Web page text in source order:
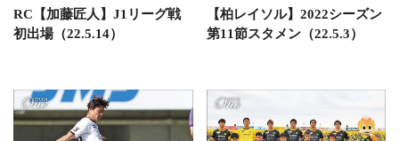
RC【加藤匠人】J1リーグ戦
初出場（22.5.14）
【柏レイソル】2022シーズン
第11節スタメン（22.5.3）